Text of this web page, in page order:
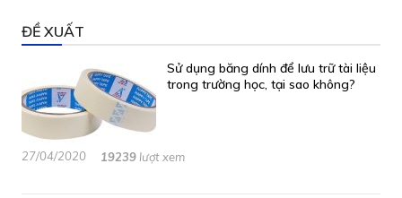
ĐỀ XUẤT
Sử dụng băng dính để lưu trữ tài liệu
trong trường học, tại sao không?
27/04/2020 19239 lượt xem